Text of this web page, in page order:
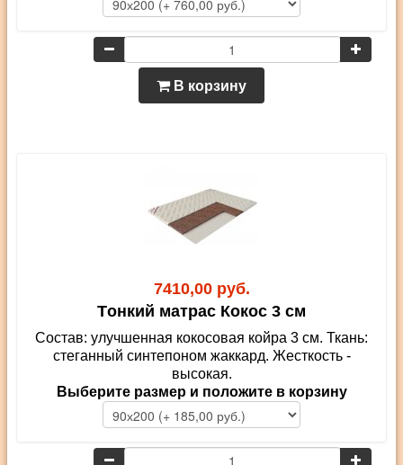
В корзину
7410,00 руб.
Tонкий матрас Кокос 3 см
Состав: улучшенная кокосовая койра 3 см. Ткань:
стеганный синтепоном жаккард. Жесткость -
высокая.
Выберите размер и положите в корзину